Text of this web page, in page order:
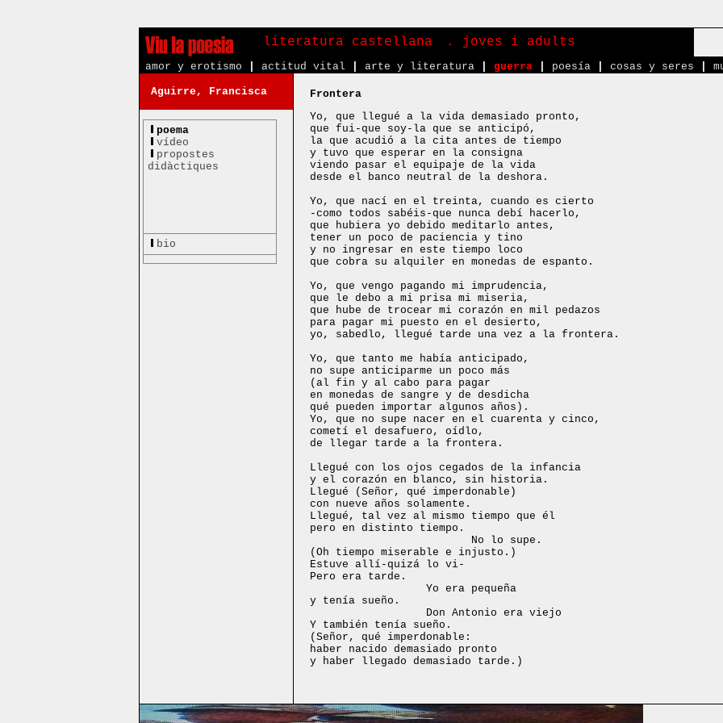
literatura castellana . joves i adults
amor y erotismo
actitud vital arte y literatura guerra poesía cosas y seres
Aguirre, Francisca
poema
vídeo
propostes
didàctiques
bio
Frontera
Yo, que llegué a la vida demasiado pronto,
que fui-que soy-la que se anticipó,
la que acudió a la cita antes de tiempo
y tuvo que esperar en la consigna
viendo pasar el equipaje de la vida
desde el banco neutral de la deshora.
Yo, que nací en el treinta, cuando es cierto
-como todos sabéis-que nunca debí hacerlo,
que hubiera yo debido meditarlo antes,
tener un poco de paciencia y tino
y no ingresar en este tiempo loco
que cobra su alquiler en monedas de espanto.
Yo, que vengo pagando mi imprudencia,
que le debo a mi prisa mi miseria,
que hube de trocear mi corazón en mil pedazos
para pagar mi puesto en el desierto,
yo, sabedlo, llegué tarde una vez a la frontera.
Yo, que tanto me había anticipado,
no supe anticiparme un poco más
(al fin y al cabo para pagar
en monedas de sangre y de desdicha
qué pueden importar algunos años).
Yo, que no supe nacer en el cuarenta y cinco,
cometí el desafuero, oídlo,
de llegar tarde a la frontera.
Llegué con los ojos cegados de la infancia
y el corazón en blanco, sin historia.
Llegué (Señor, qué imperdonable)
con nueve años solamente.
Llegué, tal vez al mismo tiempo que él
pero en distinto tiempo.
No lo supe.
(Oh tiempo miserable e injusto.)
Estuve allí-quizá lo vi-
Pero era tarde.
Yo era pequeña
y tenía sueño.
Don Antonio era viejo
Y también tenía sueño.
(Señor, qué imperdonable:
haber nacido demasiado pronto
y haber llegado demasiado tarde.)